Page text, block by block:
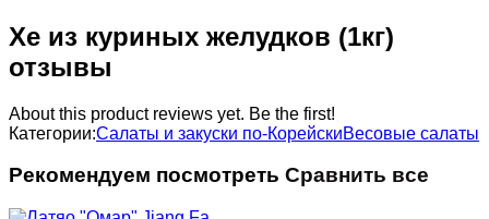
Хе из куриных желудков (1кг)
отзывы
About this product reviews yet. Be the first!
Категории:Салаты и закуски по-КорейскиВесовые салаты
Рекомендуем посмотреть Сравнить все